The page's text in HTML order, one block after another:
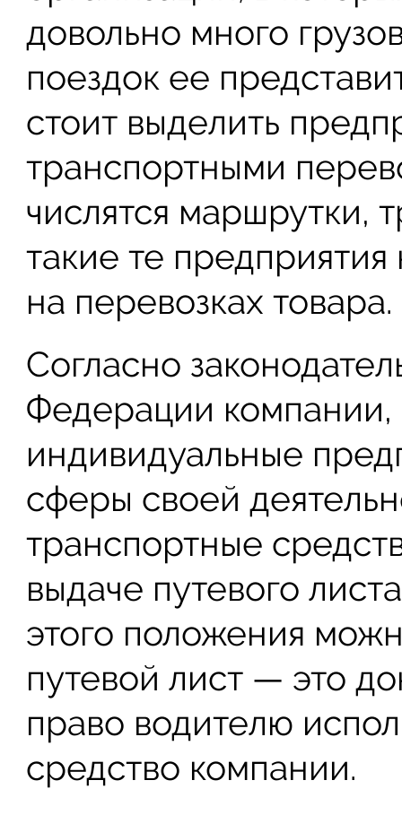
довольно много
поездок ее
стоит выделить
транспортными
числятся маршрутки,
такие те
на перевозках товара.
Согласно
Федерации
индивидуальные
сферы своей
транспортные
выдаче путевого
этого положения
путевой лист — это
право водителю
средство компании.